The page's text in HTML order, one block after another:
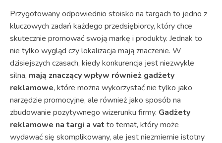
Przygotowany odpowiednio stoisko na targach to jedno z
kluczowych zadań każdego przedsiębiorcy, który chce
skutecznie promować swoją markę i produkty. Jednak to
nie tylko wygląd czy lokalizacja mają znaczenie. W
dzisiejszych czasach, kiedy konkurencja jest niezwykle
silna, mają znaczący wpływ również gadżety
reklamowe, które można wykorzystać nie tylko jako
narzędzie promocyjne, ale również jako sposób na
zbudowanie pozytywnego wizerunku firmy. Gadżety
reklamowe na targi a vat to temat, który może
wydawać się skomplikowany, ale jest niezmiernie istotny